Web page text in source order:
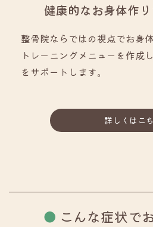
健康的なお身体作
整骨院ならではの視点でお身
トレーニングメニューを作成
をサポートします。
詳しくはこ
こんな症状で